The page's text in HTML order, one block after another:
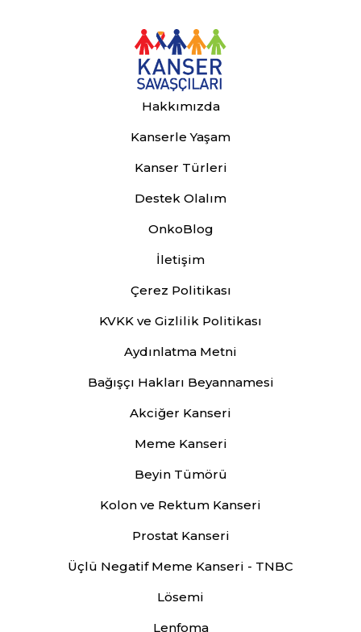
Hakkımızda
Kanserle Yaşam
Kanser Türleri
Destek Olalım
OnkoBlog
İletişim
Çerez Politikası
KVKK ve Gizlilik Politikası
Aydınlatma Metni
Bağışçı Hakları Beyannamesi
Akciğer Kanseri
Meme Kanseri
Beyin Tümörü
Kolon ve Rektum Kanseri
Prostat Kanseri
Üçlü Negatif Meme Kanseri - TNBC
Lösemi
Lenfoma